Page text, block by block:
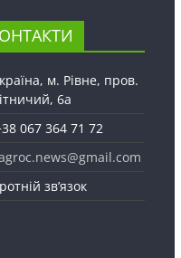
м. Рівне, пров.
6а
067 364 71 72
зв’язок